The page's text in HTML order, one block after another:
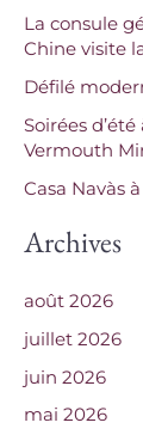
r
c
h
e
r
La consule
Chine visite
Défilé
Soirées
Vermouth
Casa Navàs
Archives
août 2026
juillet 2026
juin 2026
mai 2026